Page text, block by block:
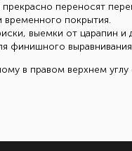
переносят
временного покрытия.
выемки от царапин и
финишного
в правом верхнем углу